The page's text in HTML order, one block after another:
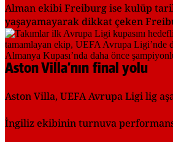
Alman ekibi Freiburg ise kulüp
yaşayamayarak dikkat çeken
Aston Villa’nın final yolu
Aston Villa, UEFA Avrupa Ligi lig
İngiliz ekibinin turnuva